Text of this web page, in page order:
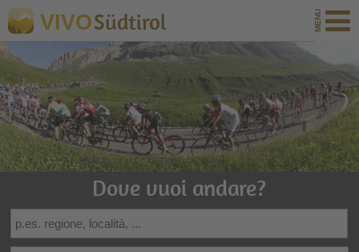
VIVOSüdtirol
Dove vuoi andare?